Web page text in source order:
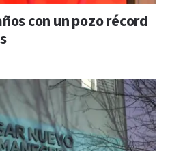
con un pozo récord